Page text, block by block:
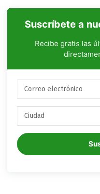
Suscríbete a
Recibe gratis las